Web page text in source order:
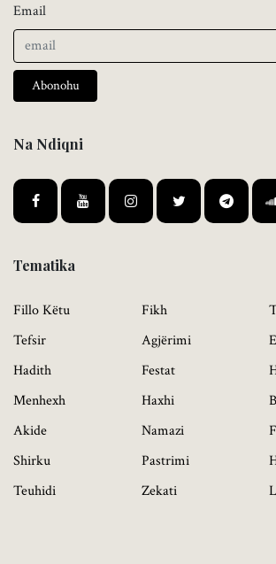
Email
Abonohu
Na Ndiqni
Tematika
Fillo Këtu
Tefsir
Hadith
Menhexh
Akide
Shirku
Teuhidi
Fikh
Agjërimi
Festat
Haxhi
Namazi
Pastrimi
Zekati